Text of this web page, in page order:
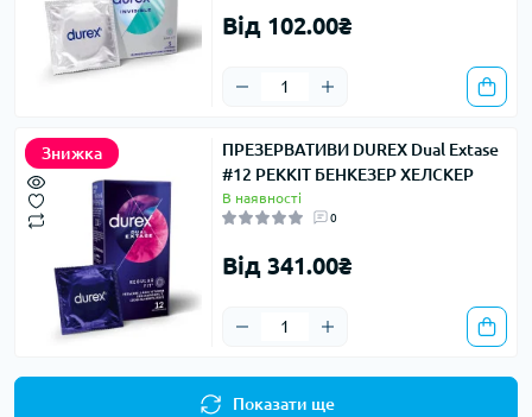
Від 102.00₴
Знижка
ПРЕЗЕРВАТИВИ DUREX Dual Extase
#12 РЕККІТ БЕНКЕЗЕР ХЕЛСКЕР
В наявності
0
Від 341.00₴
Показати ще